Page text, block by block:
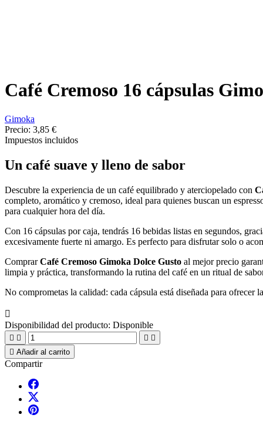
Café Cremoso 16 cápsulas
Gimoka
Precio: 3,85 €
Impuestos incluidos
Un café suave y lleno de sabor
Descubre la experiencia de un café equilibrado y aterciopelado con
completo, aromático y cremoso, ideal para quienes buscan un
para cualquier hora del día.
Con 16 cápsulas por caja, tendrás 16 bebidas listas en segundos,
excesivamente fuerte ni amargo. Es perfecto para disfrutar solo o
ComprarCafé Cremoso Gimoka Dolce Gusto al mejor precio
limpia y práctica, transformando la rutina del café en un ritual de
No comprometas la calidad: cada cápsula está diseñada para

Disponibilidad del producto: Disponible
   
 Añadir al carrito
Compartir